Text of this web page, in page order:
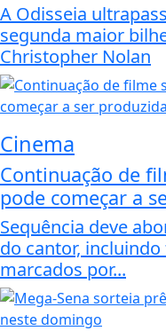
A Odisseia
segunda maior
Christopher Nolan
Cinema
Continuação de
pode começar a
Sequência deve
do cantor,
marcados por...